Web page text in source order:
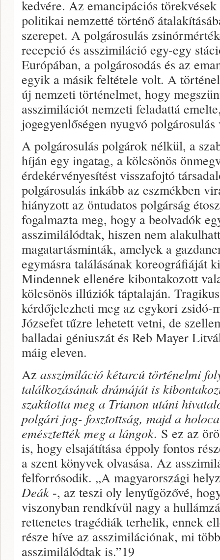
kedvére. Az emancipációs
politikai nemzetté történő
szerepet. A polgárosulás
recepció és asszimiláció egy-egy
Európában, a polgárosodás és az
egyik a másik feltétele volt. A
új nemzeti történelmet, hogy
asszimilációt nemzeti feladattá
jogegyen­lőségen nyugvó
A polgárosulás polgárok nélkül, a
híján egy in­gatag, a kölcsönös
érdekérvényesítést visszafojtó
polgárosulás inkább az eszmékben
hiányzott az öntudatos pol­gárság
fogal­mazta meg, hogy a beolvadók
asszimilálódtak, hiszen nem
magatartásminták, amelyek a
egymásra találásának koreográfiáját
Mindennek ellenére ki­bontakozott
kölcsönös illúziók táptalaján.
kérdőjelezheti meg az egykori zsidó-
Józsefet tűzre lehetett vetni, de
balladai géniu­szát és Reb Mayer
máig eleven.
Az asszimiláció kétarcú történelmi
találkozásának drámáját is
szakította meg a Trianon utáni
polgári jog- fosztottság, majd a
emésztették meg a lángok. S ez az
is, hogy elsajátítása éppoly fontos
a szent könyvek olva­sása. Az
felforrósodik. „A magyarországi
Deák -, az teszi oly lenyűgözővé,
viszonyban rendkívül nagy a
rettenetes tragé­diák terhelik, ennek
része híve az asszimilációnak, mi
asszimilá­lódtak is.”19